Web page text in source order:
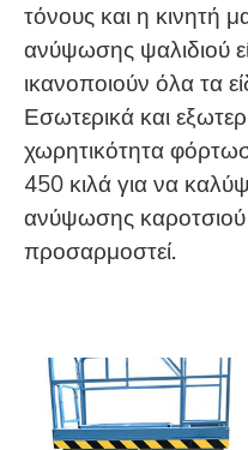
τόνους και η κινητή
ανύψωσης ψαλιδιού
ικανοποιούν όλα τα
Εσωτερικά και
χωρητικότητα
450 κιλά για να
ανύψωσης καροτσιού
προσαρμοστεί.